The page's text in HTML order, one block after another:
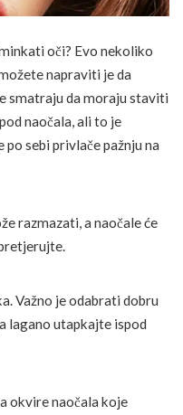
oči? Evo nekoliko
napraviti je da
smatraju da moraju staviti
naočala, ali to je
sebi privlače pažnju na
razmazati, a naočale će
Važno je odabrati dobru
lagano utapkajte ispod
okvire naočala koje